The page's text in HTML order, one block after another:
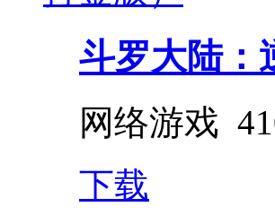
斗罗大陆：
网络游戏
下载